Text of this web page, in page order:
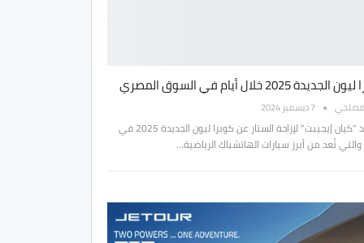
2025 خلال أيام في السوق المصري
7 ديسمبر 2024
تستعد "كيان إيجيبت" لإزاحة الستار عن كوبرا ليون الجديدة 2025 في
تُعد من أبرز سيارات الهاتشباك الرياضية…